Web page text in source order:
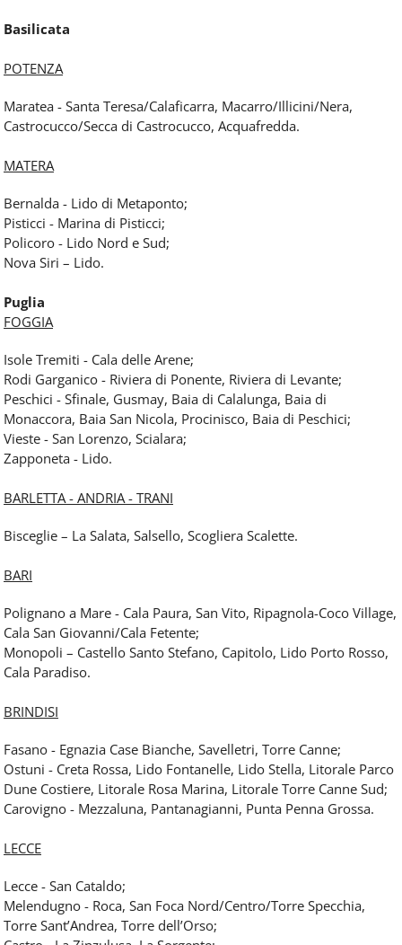
Basilicata
POTENZA
Maratea - Santa Teresa/Calaficarra, Macarro/Illicini/Nera,
Castrocucco/Secca di Castrocucco, Acquafredda.
MATERA
Bernalda - Lido di Metaponto;
Pisticci - Marina di Pisticci;
Policoro - Lido Nord e Sud;
Nova Siri – Lido.
Puglia
FOGGIA
Isole Tremiti - Cala delle Arene;
Rodi Garganico - Riviera di Ponente, Riviera di Levante;
Peschici - Sfinale, Gusmay, Baia di Calalunga, Baia di
Monaccora, Baia San Nicola, Procinisco, Baia di Peschici;
Vieste - San Lorenzo, Scialara;
Zapponeta - Lido.
BARLETTA - ANDRIA - TRANI
Bisceglie – La Salata, Salsello, Scogliera Scalette.
BARI
Polignano a Mare - Cala Paura, San Vito, Ripagnola-Coco Village,
Cala San Giovanni/Cala Fetente;
Monopoli – Castello Santo Stefano, Capitolo, Lido Porto Rosso,
Cala Paradiso.
BRINDISI
Fasano - Egnazia Case Bianche, Savelletri, Torre Canne;
Ostuni - Creta Rossa, Lido Fontanelle, Lido Stella, Litorale Parco
Dune Costiere, Litorale Rosa Marina, Litorale Torre Canne Sud;
Carovigno - Mezzaluna, Pantanagianni, Punta Penna Grossa.
LECCE
Lecce - San Cataldo;
Melendugno - Roca, San Foca Nord/Centro/Torre Specchia,
Torre Sant’Andrea, Torre dell’Orso;